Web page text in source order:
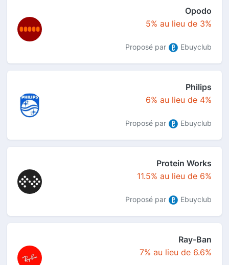
Opodo
5% au lieu de 3%
Proposé par Ebuyclub
Philips
6% au lieu de 4%
Proposé par Ebuyclub
Protein Works
11.5% au lieu de 6%
Proposé par Ebuyclub
Ray-Ban
7% au lieu de 6.6%